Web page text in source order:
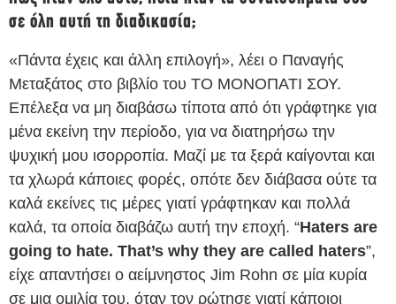
σε όλη αυτή τη διαδικασία;
«Πάντα έχεις και άλλη επιλογή», λέει ο Παναγής
Μεταξάτος στο βιβλίο του ΤΟ ΜΟΝΟΠΑΤΙ ΣΟΥ.
Επέλεξα να μη διαβάσω τίποτα από ότι γράφτηκε για
μένα εκείνη την περίοδο, για να διατηρήσω την
ψυχική μου ισορροπία. Μαζί με τα ξερά καίγονται και
τα χλωρά κάποιες φορές, οπότε δεν διάβασα ούτε τα
καλά εκείνες τις μέρες γιατί γράφτηκαν και πολλά
καλά, τα οποία διαβάζω αυτή την εποχή. “Haters are
going to hate. That’s why they are called haters”,
είχε απαντήσει ο αείμνηστος Jim Rohn σε μία κυρία
σε μια ομιλία του, όταν τον ρώτησε γιατί κάποιοι